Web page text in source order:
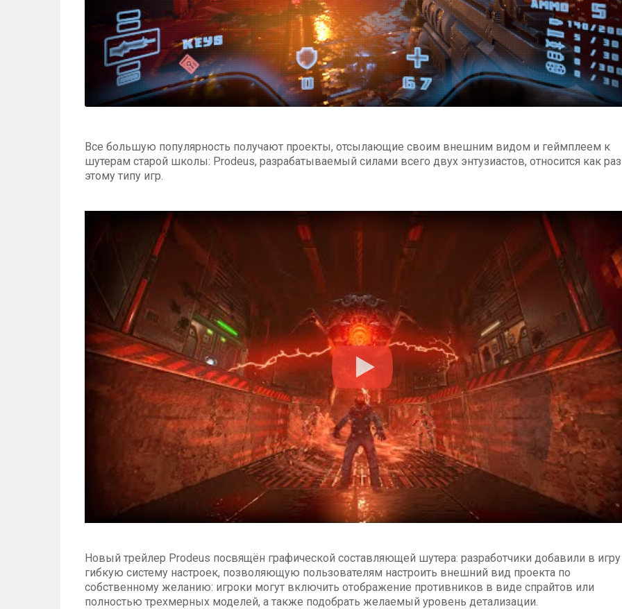
Все большую популярность получают проекты, отсылающие своим внешним видом и геймплеем к
шутерам старой школы: Prodeus, разрабатываемый силами всего двух энтузиастов, относится как
этому типу игр.
Новый трейлер Prodeus посвящён графической составляющей шутера: разработчики добавили в игру
гибкую систему настроек, позволяющую пользователям настроить внешний вид проекта по
собственному желанию: игроки могут включить отображение противников в виде спрайтов или
полностью трехмерных моделей, а также подобрать желаемый уровень детализации.